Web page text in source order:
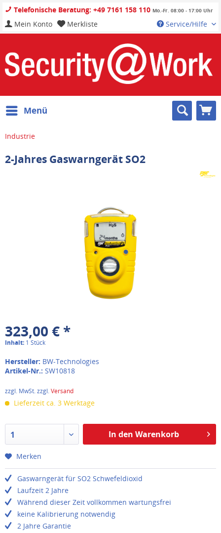
Telefonische Beratung: +49 7161 158 110 Mo.-Fr. 08:00 - 17:00 Uhr
Service/Hilfe
Mein Konto Merkliste
Menü
Industrie
2-Jahres Gaswarngerät SO2
323,00 € *
Inhalt: 1 Stück
Hersteller: BW-Technologies
Artikel-Nr.: SW10818
zzgl. MwSt. zzgl.Versand
Lieferzeit ca. 3 Werktage
1 In den Warenkorb
Merken
Gaswarngerät für SO2 Schwefeldioxid
Laufzeit 2 Jahre
Während dieser Zeit vollkommen wartungsfrei
keine Kalibrierung notwendig
2 Jahre Garantie